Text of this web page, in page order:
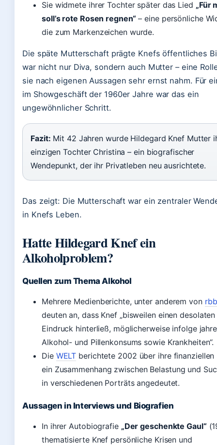
Sie widmete ihrer Tochter später das Lied „Für
soll’s rote Rosen regnen“– eine persönliche
die zum Markenzeichen wurde.
Die späte Mutterschaft prägte Knefs öffentliches
war nicht nur Diva, sondern auch Mutter – eine
sie nach eigenen Aussagen sehr ernst nahm. Für
im Showgeschäft der 1960er Jahre war das ein
ungewöhnlicher Schritt.
Fazit: Mit 42 Jahren wurde Hildegard Knef Mutter
einzigen Tochter Christina – ein biografischer
Wendepunkt, der ihr Privatleben neu ausrichtete.
Das zeigt: Die Mutterschaft war ein zentraler
in Knefs Leben.
Hatte Hildegard Knef ein
Alkoholproblem?
Quellen zum Thema Alkohol
Mehrere Medienberichte, unter anderem von
deuten an, dass Knef „bisweilen einen desolaten
Eindruck hinterließ, möglicherweise infolge
Alkohol- und Pillenkonsums sowie Krankheiten“.
Die WELT berichtete 2002 über ihre finanziellen
ein Zusammenhang zwischen Belastung und
in verschiedenen Porträts angedeutet.
Aussagen in Interviews und Biografien
In ihrer Autobiografie „Der geschenkte Gaul“
thematisierte Knef persönliche Krisen und